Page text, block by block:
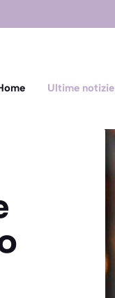
Ultime notizie